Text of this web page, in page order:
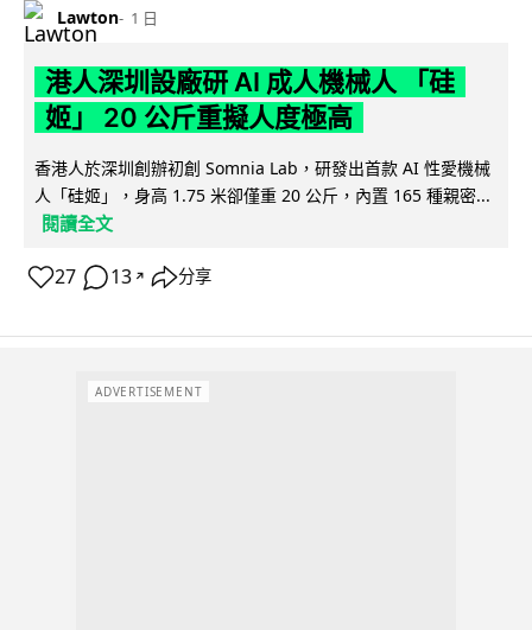
Lawton 1 日
港人深圳設廠研 AI 成人機械人 「硅
姬」 20 公斤重擬人度極高
香港人於深圳創辦初創 Somnia Lab，研發出首款 AI 性愛機械
人「硅姬」，身高 1.75 米卻僅重 20 公斤，內置 165 種親密...
閱讀全文
27 13 ↗ 分享
ADVERTISEMENT